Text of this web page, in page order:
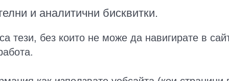
и аналитични бисквитки.
тези, без които не може да навигирате в